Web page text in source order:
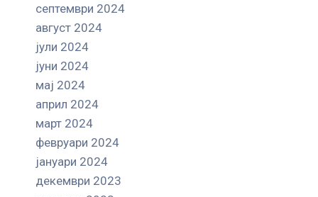
септември 2024
август 2024
јули 2024
јуни 2024
мај 2024
април 2024
март 2024
февруари 2024
јануари 2024
декември 2023